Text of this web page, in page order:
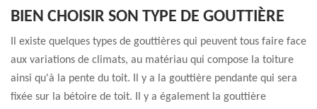
BIEN CHOISIR SON TYPE DE GOUTTIÈRE
Il existe quelques types de gouttières qui peuvent tous faire face
aux variations de climats, au matériau qui compose la toiture
ainsi qu'à la pente du toit. Il y a la gouttière pendante qui sera
fixée sur la bétoire de toit. Il y a également la gouttière